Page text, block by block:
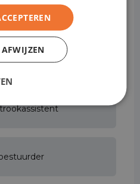
(59)
neerklapbaar